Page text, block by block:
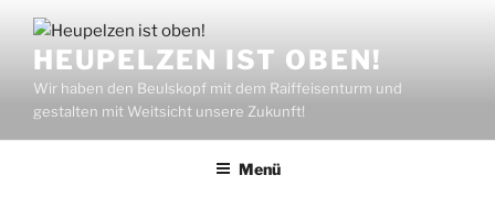
HEUPELZEN IST OBEN!
Wir haben den Beulskopf mit dem Raiffeisenturm und
gestalten mit Weitsicht unsere Zukunft!
Menü